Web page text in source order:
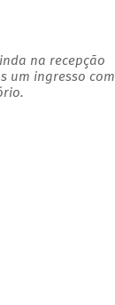
na recepção
um ingresso com